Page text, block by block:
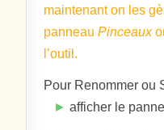
maintenant on les
panneauPinceaux
l’outil.
Pour Renommer ou
► afficher le